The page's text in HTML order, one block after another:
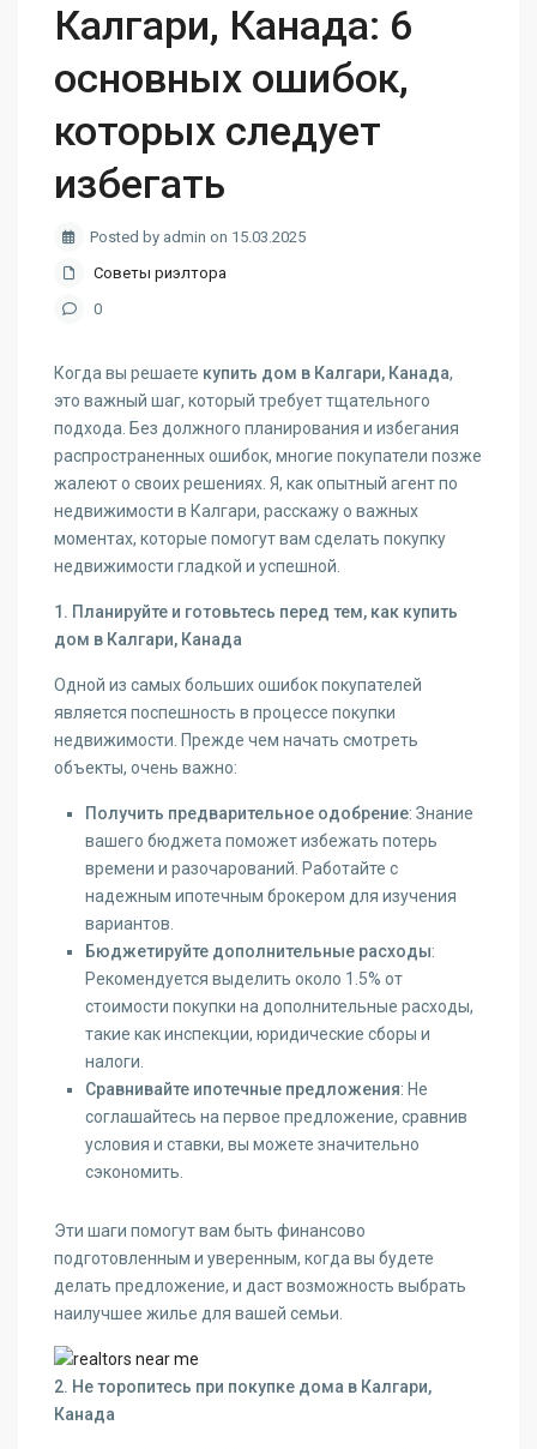
Калгари, Канада: 6
основных ошибок,
которых следует
избегать
Posted by admin on 15.03.2025
Советы риэлтора
0
Когда вы решаете купить дом в Калгари, Канада,
это важный шаг, который требует тщательного
подхода. Без должного планирования и избегания
распространенных ошибок, многие покупатели позже
жалеют о своих решениях. Я, как опытный агент по
недвижимости в Калгари, расскажу о важных
моментах, которые помогут вам сделать покупку
недвижимости гладкой и успешной.
1. Планируйте и готовьтесь перед тем, как купить
дом в Калгари, Канада
Одной из самых больших ошибок покупателей
является поспешность в процессе покупки
недвижимости. Прежде чем начать смотреть
объекты, очень важно:
Получить предварительное одобрение: Знание
вашего бюджета поможет избежать потерь
времени и разочарований. Работайте с
надежным ипотечным брокером для изучения
вариантов.
Бюджетируйте дополнительные расходы:
Рекомендуется выделить около 1.5% от
стоимости покупки на дополнительные расходы,
такие как инспекции, юридические сборы и
налоги.
Сравнивайте ипотечные предложения: Не
соглашайтесь на первое предложение, сравнив
условия и ставки, вы можете значительно
сэкономить.
Эти шаги помогут вам быть финансово
подготовленным и уверенным, когда вы будете
делать предложение, и даст возможность выбрать
наилучшее жилье для вашей семьи.
2. Не торопитесь при покупке дома в Калгари,
Канада